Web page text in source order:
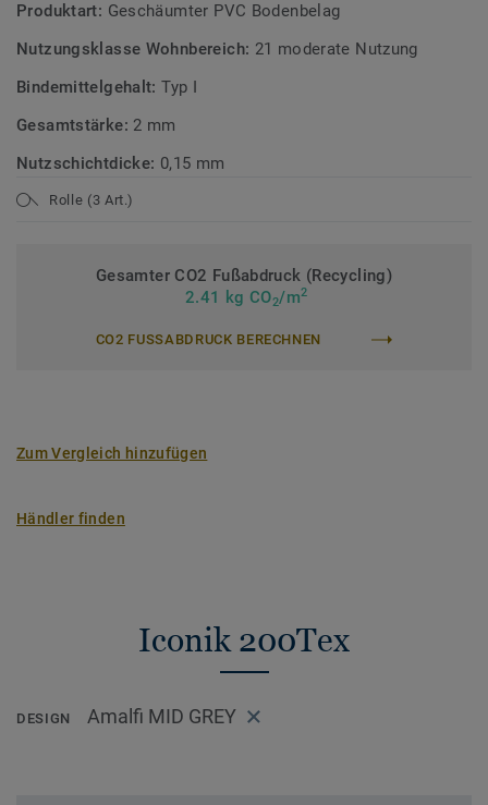
Produktart: Geschäumter PVC Bodenbelag
Nutzungsklasse Wohnbereich: 21 moderate Nutzung
Bindemittelgehalt:Typ I
Gesamtstärke: 2 mm
Nutzschichtdicke: 0,15 mm
Rolle (3 Art.)
Gesamter CO2 Fußabdruck (Recycling)
2.41 kg CO2/m2
CO2 FUSSABDRUCK BERECHNEN
Zum Vergleich hinzufügen
Händler finden
Iconik 200Tex
DESIGN Amalfi MID GREY